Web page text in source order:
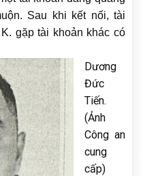
Sau khi kết nối, tài
gặp tài khoản khác có
Dương
Đức
Tiến.
(Ảnh
Công an
cung
cấp)